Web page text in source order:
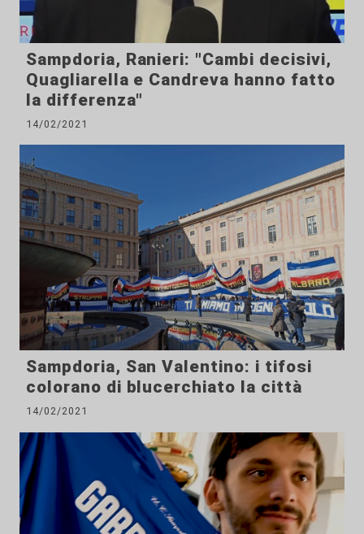
Sampdoria, Ranieri: "Cambi decisivi,
Quagliarella e Candreva hanno fatto
la differenza"
14/02/2021
Sampdoria, San Valentino: i tifosi
colorano di blucerchiato la città
14/02/2021